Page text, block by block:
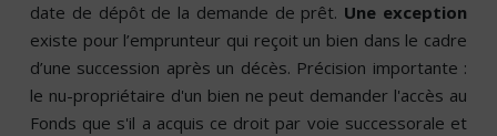
date de dépôt de la demande de prêt. Une exception
existe pour l’emprunteur qui reçoit un bien dans le cadre
d’une succession après un décès. Précision importante :
le nu-propriétaire d'un bien ne peut demander l'accès au
Fonds que s'il a acquis ce droit par voie successorale et